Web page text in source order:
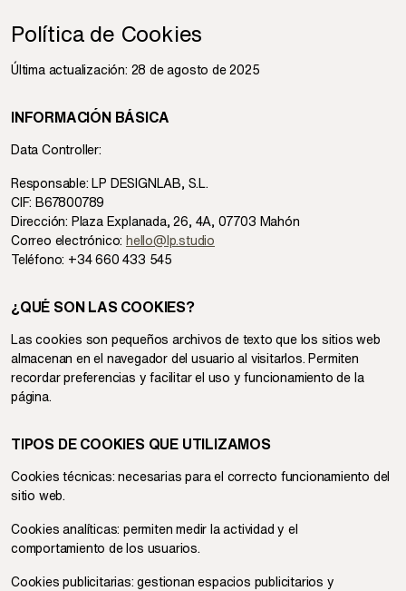
Política de Cookies
Última actualización: 28 de agosto de 2025
INFORMACIÓN BÁSICA
Data Controller:
Responsable: LP DESIGNLAB, S.L.
CIF: B67800789
Dirección: Plaza Explanada, 26, 4A, 07703 Mahón
Correo electrónico: hello@lp.studio
Teléfono: +34 660 433 545
¿QUÉ SON LAS COOKIES?
Las cookies son pequeños archivos de texto que los sitios web
almacenan en el navegador del usuario al visitarlos. Permiten
recordar preferencias y facilitar el uso y funcionamiento de la
página.
TIPOS DE COOKIES QUE UTILIZAMOS
Cookies técnicas: necesarias para el correcto funcionamiento del
sitio web.
Cookies analíticas: permiten medir la actividad y el
comportamiento de los usuarios.
Cookies publicitarias: gestionan espacios publicitarios y